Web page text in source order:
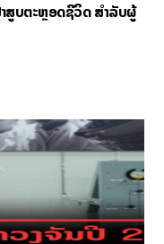
ສູບຕະຫຼອດຊີວິດ ສຳລັບຜູ້